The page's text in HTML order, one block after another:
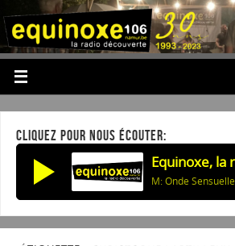
CLIQUEZ POUR NOUS ÉCOUTER:
M: Onde Sensuelle